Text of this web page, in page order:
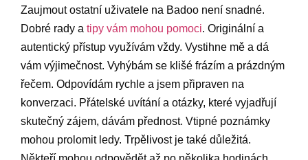
Zaujmout ostatní uživatele na Badoo není snadné.
Dobré rady a tipy vám mohou pomoci. Originální a
autentický přístup využívám vždy. Vystihne mě a dá
vám výjimečnost. Vyhýbám se klišé frázím a prázdným
řečem. Odpovídám rychle a jsem připraven na
konverzaci. Přátelské uvítání a otázky, které vyjadřují
skutečný zájem, dávám přednost. Vtipné poznámky
mohou prolomit ledy. Trpělivost je také důležitá.